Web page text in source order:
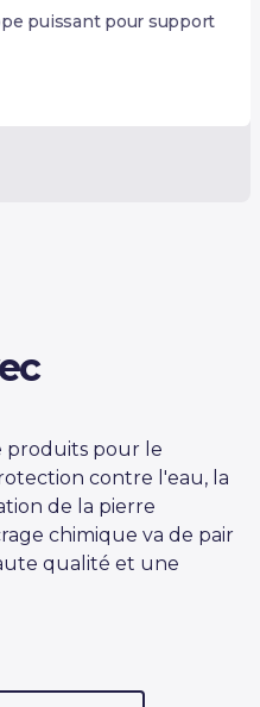
puissant pour support
produits pour le
contre l'eau, la
de la pierre
chimique va de pair
qualité et une